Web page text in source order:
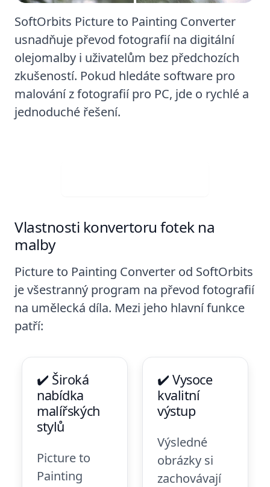
SoftOrbits Picture to Painting Converter
usnadňuje převod fotografií na digitální
olejomalby i uživatelům bez předchozích
zkušeností. Pokud hledáte software pro
malování z fotografií pro PC, jde o rychlé a
jednoduché řešení.
Vlastnosti konvertoru fotek na
malby
Picture to Painting Converter od SoftOrbits
je všestranný program na převod fotografií
na umělecká díla. Mezi jeho hlavní funkce
patří:
✔️ Široká
nabídka
malířských
stylů
Picture to
Painting
✔️ Vysoce
kvalitní
výstup
Výsledné
obrázky si
zachovávají